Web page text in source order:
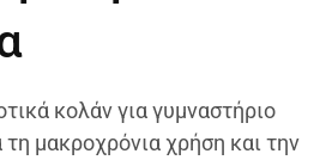
κολάν για γυμναστήριο
τη μακροχρόνια χρήση και την